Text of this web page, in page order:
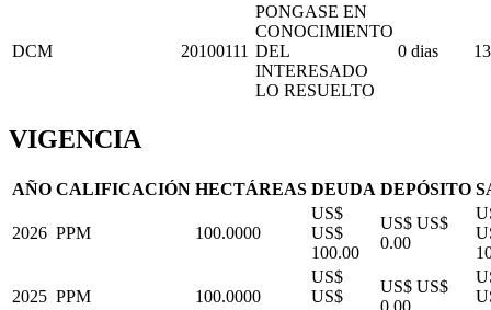
DCM 20100111
PONGASE EN
CONOCIMIENTO
DEL
INTERESADO
LO RESUELTO
0 dias
VIGENCIA
AÑO CALIFICACIÓN HECTÁREAS DEUDA DEPÓSITO
2026 PPM 100.0000
US$
US$
100.00
US$ US$
0.00
2025 PPM 100.0000
US$
US$
US$ US$